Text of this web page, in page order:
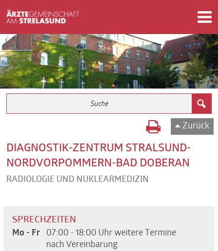
Zurück
DIAGNOSTIK-ZENTRUM STRALSUND-
NORDVORPOMMERN-BAD DOBERAN
RADIOLOGIE UND NUKLEARMEDIZIN
SPRECHZEITEN
Mo - Fr 07:00 - 18:00 Uhr weitere Termine
nach Vereinbarung